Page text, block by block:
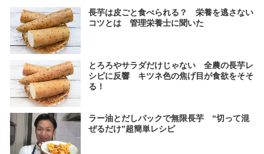
長芋は皮ごと食べられる？ 栄養を逃さない
コツとは 管理栄養士に聞いた
とろろやサラダだけじゃない 全農の長芋レ
シピに反響 キツネ色の焦げ目が食欲をそそ
る！
ラー油とだしパックで無限長芋 “切って混
ぜるだけ”超簡単レシピ